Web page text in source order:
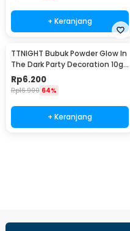
+ Keranjang
TTNIGHT Bubuk Powder Glow In
The Dark Party Decoration 10g
- T01
Rp6.200
Rp16.900 64%
+ Keranjang